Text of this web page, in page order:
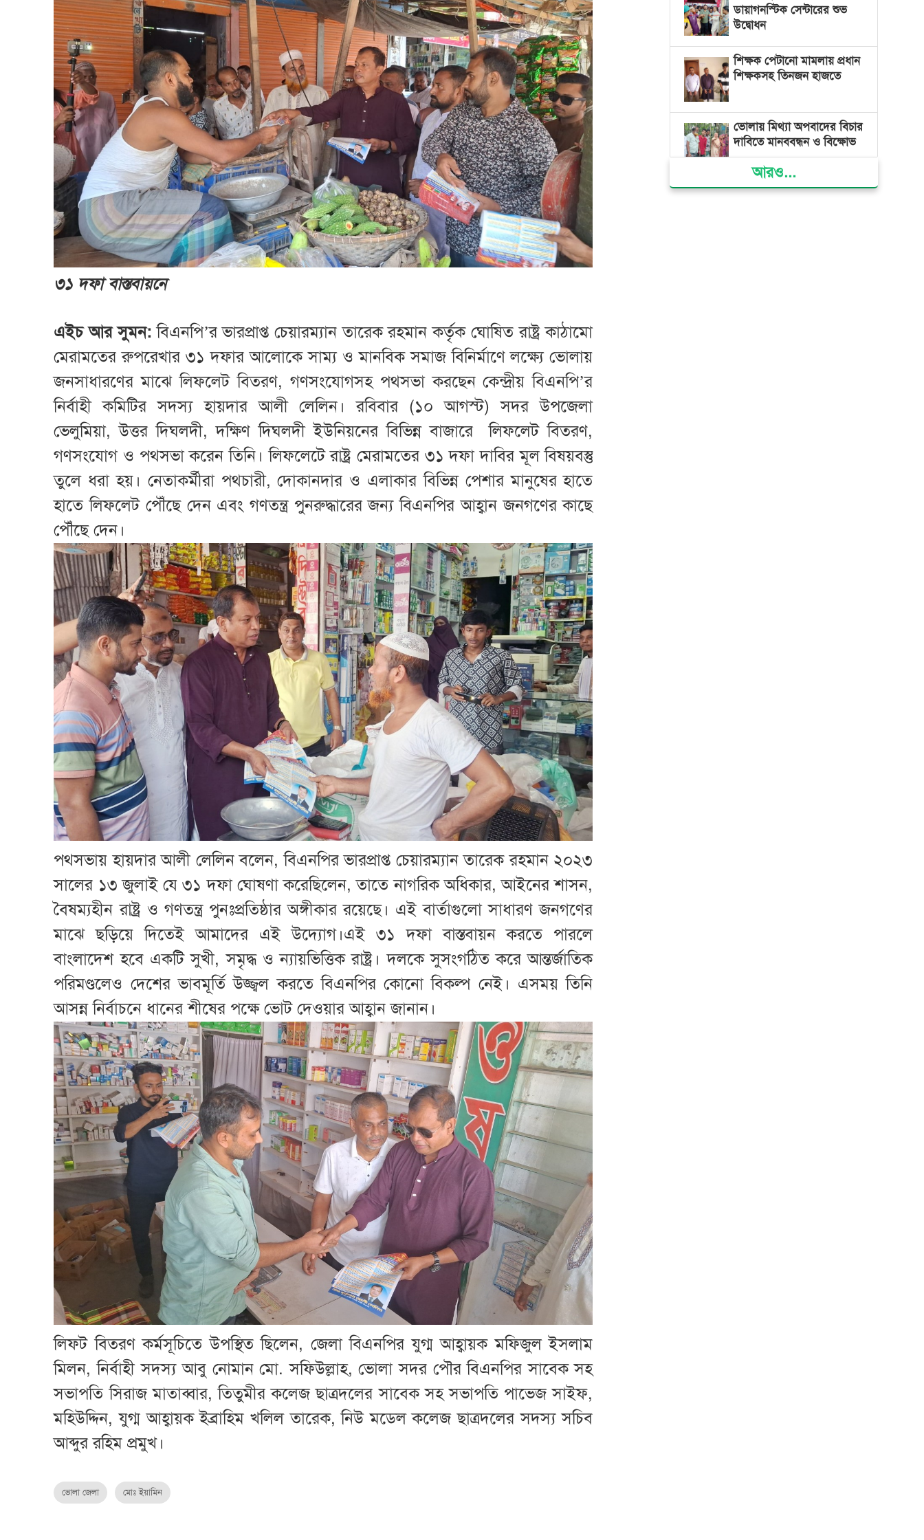
৩১ দফা বাস্তবায়নে
এইচ আর সুমন:বিএনপি’র ভারপ্রাপ্ত চেয়ারম্যান তারেক রহমান কর্তৃক ঘোষিত রাষ্ট্র কাঠামো
মেরামতের রুপরেখার ৩১ দফার আলোকে সাম্য ও মানবিক সমাজ বিনির্মাণে লক্ষ্যে ভোলায়
জনসাধারণের মাঝে লিফলেট বিতরণ, গণসংযোগসহ পথসভা করছেন কেন্দ্রীয় বিএনপি’র
নির্বাহী কমিটির সদস্য হায়দার আলী লেলিন। রবিবার (১০ আগস্ট) সদর উপজেলা
ভেলুমিয়া, উত্তর দিঘলদী, দক্ষিণ দিঘলদী ইউনিয়নের বিভিন্ন বাজারে লিফলেট বিতরণ,
গণসংযোগ ও পথসভা করেন তিনি। লিফলেটে রাষ্ট্র মেরামতের ৩১ দফা দাবির মূল বিষয়বস্তু
তুলে ধরা হয়। নেতাকর্মীরা পথচারী, দোকানদার ও এলাকার বিভিন্ন পেশার মানুষের হাতে
হাতে লিফলেট পৌঁছে দেন এবং গণতন্ত্র পুনরুদ্ধারের জন্য বিএনপির আহ্বান জনগণের কাছে
পৌঁছে দেন।
পথসভায় হায়দার আলী লেলিন বলেন, বিএনপির ভারপ্রাপ্ত চেয়ারম্যান তারেক রহমান ২০২৩
সালের ১৩ জুলাই যে ৩১ দফা ঘোষণা করেছিলেন, তাতে নাগরিক অধিকার, আইনের শাসন,
বৈষম্যহীন রাষ্ট্র ও গণতন্ত্র পুনঃপ্রতিষ্ঠার অঙ্গীকার রয়েছে। এই বার্তাগুলো সাধারণ জনগণের
মাঝে ছড়িয়ে দিতেই আমাদের এই উদ্যোগ।এই ৩১ দফা বাস্তবায়ন করতে পারলে
বাংলাদেশ হবে একটি সুখী, সমৃদ্ধ ও ন্যায়ভিত্তিক রাষ্ট্র। দলকে সুসংগঠিত করে আন্তর্জাতিক
পরিমণ্ডলেও দেশের ভাবমূর্তি উজ্জ্বল করতে বিএনপির কোনো বিকল্প নেই। এসময় তিনি
আসন্ন নির্বাচনে ধানের শীষের পক্ষে ভোট দেওয়ার আহ্বান জানান।
লিফট বিতরণ কর্মসূচিতে উপস্থিত ছিলেন, জেলা বিএনপির যুগ্ম আহ্বায়ক মফিজুল ইসলাম
মিলন, নির্বাহী সদস্য আবু নোমান মো. সফিউল্লাহ, ভোলা সদর পৌর বিএনপির সাবেক সহ
সভাপতি সিরাজ মাতাব্বার, তিতুমীর কলেজ ছাত্রদলের সাবেক সহ সভাপতি পাভেজ সাইফ,
মহিউদ্দিন, যুগ্ম আহ্বায়ক ইব্রাহিম খলিল তারেক, নিউ মডেল কলেজ ছাত্রদলের সদস্য সচিব
আব্দুর রহিম প্রমুখ।
ভোলা জেলা মোঃ ইয়ামিন
ডায়াগনস্টিক সেন্টারের শুভ
উদ্বোধন
শিক্ষক পেটানো মামলায় প্রধান
শিক্ষকসহ তিনজন হাজতে
ভোলায় মিথ্যা অপবাদের বিচার
দাবিতে মানববন্ধন ও বিক্ষোভ
গ্যাস সংকট, ভুতুড়ে বিদ্যুৎ
আরও...